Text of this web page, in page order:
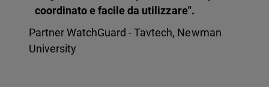
coordinato e facile da utilizzare".
Partner WatchGuard - Tavtech, Newman
University